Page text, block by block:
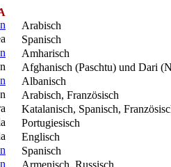
Arabisch
Spanisch
Amharisch
Afghanisch (Paschtu) und Dari
Albanisch
Arabisch, Französisch
Katalanisch, Spanisch,
Portugiesisch
Englisch
Spanisch
Armenisch, Russisch